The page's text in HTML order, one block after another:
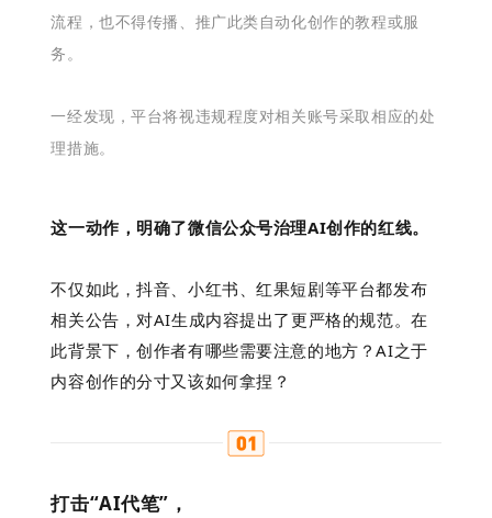
流程，也不得传播、推广此类自动化创作的教程或服
务。
一经发现，平台将视违规程度对相关账号采取相应的处
理措施。
这一动作， 明确了微信公众号治理AI创作的红线。
不仅如此，抖音、小红书、红果短剧等平台都发布
相关公告，对AI生成内容提出了更严格的规范。在
此背景下，创作者有哪些需要注意的地方？AI之于
内容创作的分寸又该如何拿捏？
打击“AI代笔”，